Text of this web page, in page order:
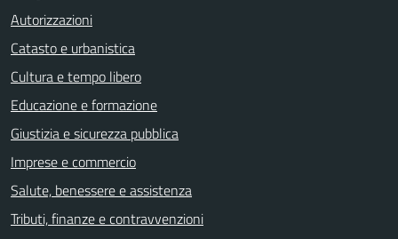
Autorizzazioni
Catasto e urbanistica
Cultura e tempo libero
Educazione e formazione
Giustizia e sicurezza pubblica
Imprese e commercio
Salute, benessere e assistenza
Tributi, finanze e contravvenzioni